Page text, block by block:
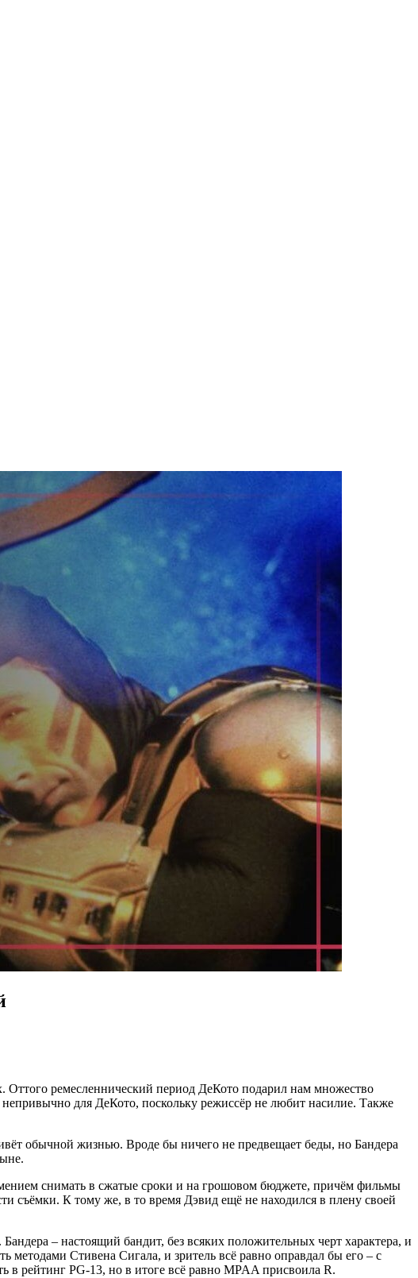
Оттого ремесленнический период ДеКото подарил нам множество
для ДеКото, поскольку режиссёр не любит насилие. Также
обычной жизнью. Вроде бы ничего не предвещает беды, но Бандера
снимать в сжатые сроки и на грошовом бюджете, причём фильмы
съёмки. К тому же, в то время Дэвид ещё не находился в плену своей
– настоящий бандит, без всяких положительных черт характера, и
Стивена Сигала, и зритель всё равно оправдал бы его – с
в рейтинг PG-13, но в итоге всё равно MPAA присвоила R.